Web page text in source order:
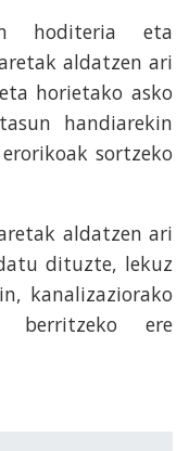
hoditeria eta
aldatzen ari
horietako asko
handiarekin
sortzeko
aldatzen ari
dituzte, lekuz
kanalizaziorako
ere